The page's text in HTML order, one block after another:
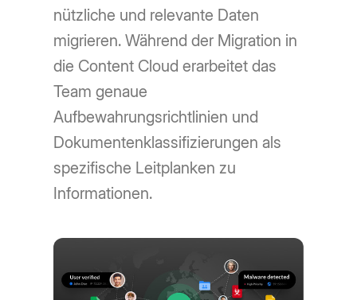
nützliche und relevante Daten
migrieren. Während der Migration in
die Content Cloud erarbeitet das
Team genaue
Aufbewahrungsrichtlinien und
Dokumentenklassifizierungen als
spezifische Leitplanken zu
Informationen.